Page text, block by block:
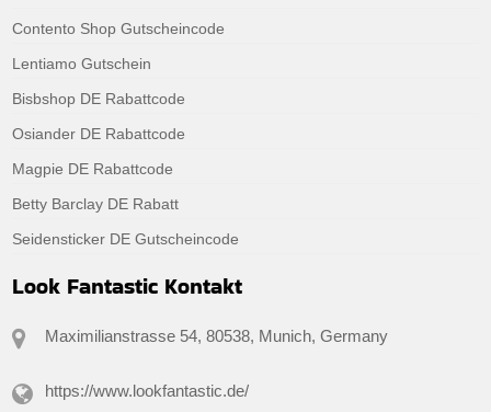
Contento Shop Gutscheincode
Lentiamo Gutschein
Bisbshop DE Rabattcode
Osiander DE Rabattcode
Magpie DE Rabattcode
Betty Barclay DE Rabatt
Seidensticker DE Gutscheincode
Look Fantastic Kontakt
Maximilianstrasse 54, 80538, Munich, Germany
https://www.lookfantastic.de/